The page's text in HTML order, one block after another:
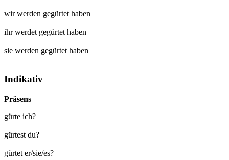
wir werden gegürtet haben
ihr werdet gegürtet haben
sie werden gegürtet haben
Indikativ
Präsens
gürte ich?
gürtest du?
gürtet er/sie/es?